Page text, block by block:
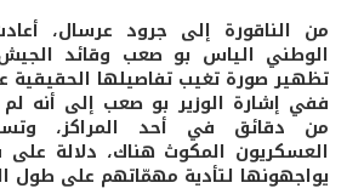
من الناقورة إلى جرود عرسال،
الوطني الياس بو صعب وقائد
تظهير صورة تغيب تفاصيلها الحقيقية
ففي إشارة الوزير بو صعب إلى أنه
من دقائق في أحد المراكز،
العسكريون المكوث هناك، دلالة
يواجهونها لتأدية مهمّاتهم على طول